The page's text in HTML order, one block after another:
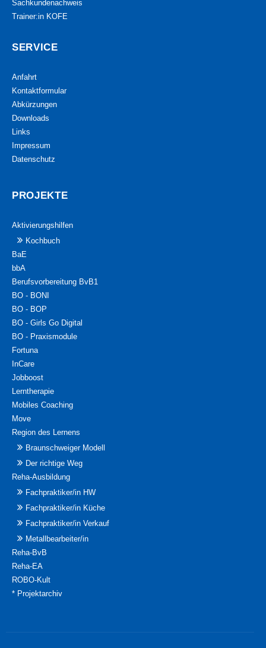
Sachkundenachweis
Trainer:in KOFE
SERVICE
Anfahrt
Kontaktformular
Abkürzungen
Downloads
Links
Impressum
Datenschutz
PROJEKTE
Aktivierungshilfen
Kochbuch
BaE
bbA
Berufsvorbereitung BvB1
BO - BONI
BO - BOP
BO - Girls Go Digital
BO - Praxismodule
Fortuna
InCare
Jobboost
Lerntherapie
Mobiles Coaching
Move
Region des Lernens
Braunschweiger Modell
Der richtige Weg
Reha-Ausbildung
Fachpraktiker/in HW
Fachpraktiker/in Küche
Fachpraktiker/in Verkauf
Metallbearbeiter/in
Reha-BvB
Reha-EA
ROBO-Kult
* Projektarchiv